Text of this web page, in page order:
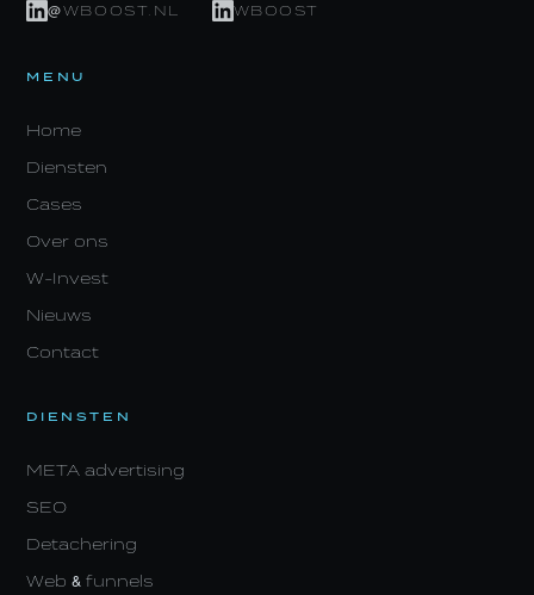
@WBOOST.NL WBOOST
MENU
Home
Diensten
Cases
Over ons
W-Invest
Nieuws
Contact
DIENSTEN
META advertising
SEO
Detachering
Web & funnels